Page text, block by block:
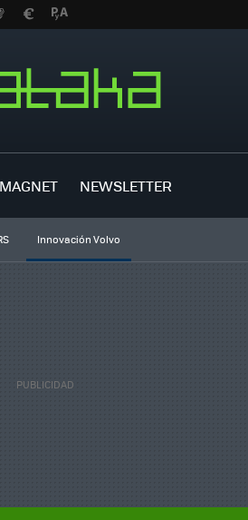
MAGNET NEWSLETTER
Innovación Volvo